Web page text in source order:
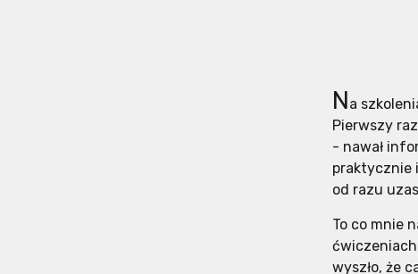
Na
Pierwszy
- nawał
praktycznie
od razu
To co mnie
wyszło, że